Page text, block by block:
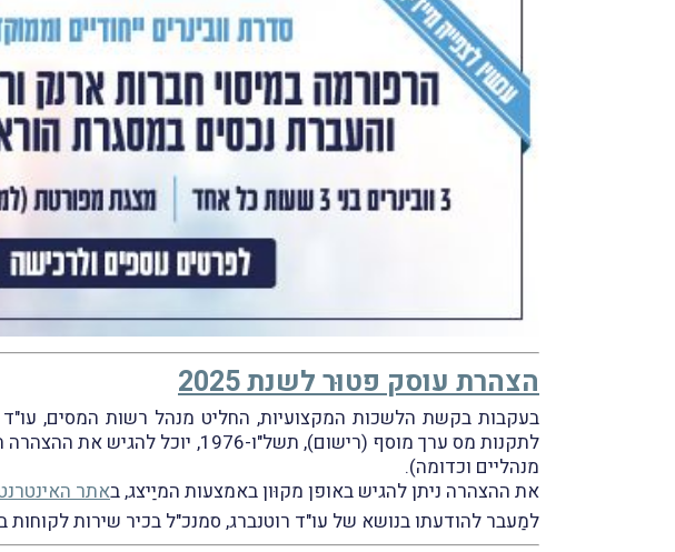
הצהרת עוסק פטוּר לשנת 2025
מנהליים וכדומה).
את ההצהרה ניתן להגיש באופן מקוּון באמצעות המיַיצג, באתר
למַעבר להודעתו בנושא של עו"ד רוטנברג, סמנכ"ל בכיר שירות לקוחות